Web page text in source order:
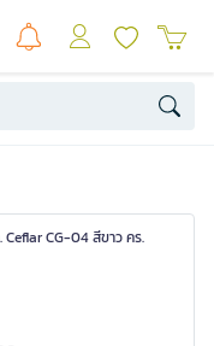
CG-04 สีขาว คร.